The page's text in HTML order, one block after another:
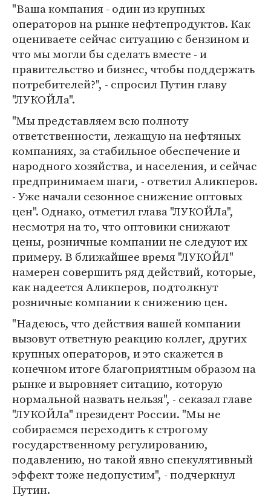
"Ваша компания - один из крупных
операторов на рынке нефтепродуктов. Как
оцениваете сейчас ситуацию с бензином и
что мы могли бы сделать вместе - и
правительство и бизнес, чтобы поддержать
потребителей?", - спросил Путин главу
"ЛУКОЙЛа".
"Мы представляем всю полноту
ответственности, лежащую на нефтяных
компаниях, за стабильное обеспечение и
народного хозяйства, и населения, и сейчас
предпринимаем шаги, - ответил Аликперов.
- Уже начали сезонное снижение оптовых
цен". Однако, отметил глава "ЛУКОЙЛа",
несмотря на то, что оптовики снижают
цены, розничные компании не следуют их
примеру. В ближайшее время "ЛУКОЙЛ"
намерен совершить ряд действий, которые,
как надеется Аликперов, подтолкнут
розничные компании к снижению цен.
"Надеюсь, что действия вашей компании
вызовут ответную реакцию коллег, других
крупных операторов, и это скажется в
конечном итоге благоприятным образом на
рынке и выровняет ситацию, которую
нормальной назвать нельзя", - секазал главе
"ЛУКОЙЛа" президент России. "Мы не
собираемся переходить к строгому
государственному регулированию,
подавлению, но такой явно спекулятивный
эффект тоже недопустим", - подчеркнул
Путин.